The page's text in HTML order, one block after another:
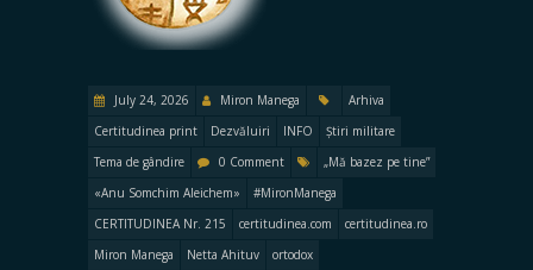
July 24, 2026 Miron Manega
Arhiva
Certitudinea print
Dezvăluiri INFO
Știri militare
Tema de gândire
0 Comment
„Mă bazez pe tine”
«Anu Somchim Aleichem»
#MironManega
CERTITUDINEA Nr. 215
certitudinea.com
certitudinea.ro
Miron Manega
Netta Ahituv
ortodox